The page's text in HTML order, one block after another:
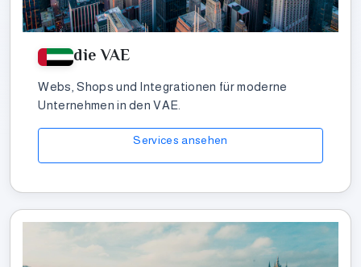
die VAE
Webs, Shops und Integrationen für moderne
Unternehmen in den VAE.
Services ansehen